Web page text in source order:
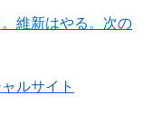
維新はやる。次の
ルサイト